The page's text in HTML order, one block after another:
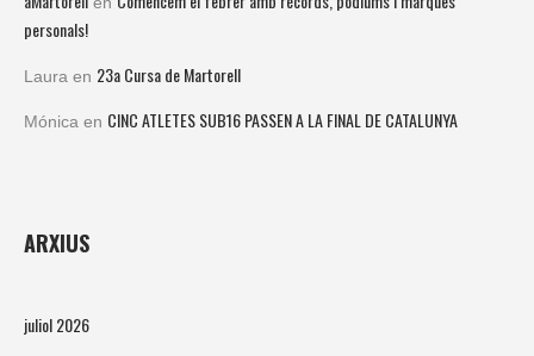
personals!
Laura en 23a Cursa de Martorell
Mónica en CINC ATLETES SUB16 PASSEN A LA FINAL DE CATALUNYA
ARXIUS
juliol 2026